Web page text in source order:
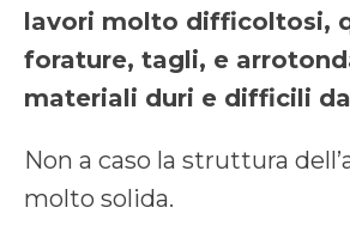
lavori molto difficoltosi,
forature, tagli, e
materiali duri e difficili
Non a caso la struttura
molto solida.